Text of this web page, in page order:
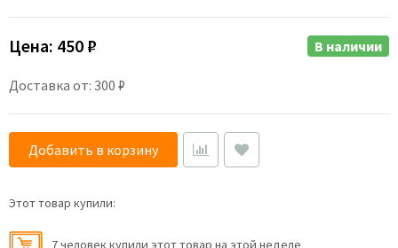
Цена: 450 ₽
Доставка от: 300 ₽
В наличии
Добавить в корзину
Этот товар купили: